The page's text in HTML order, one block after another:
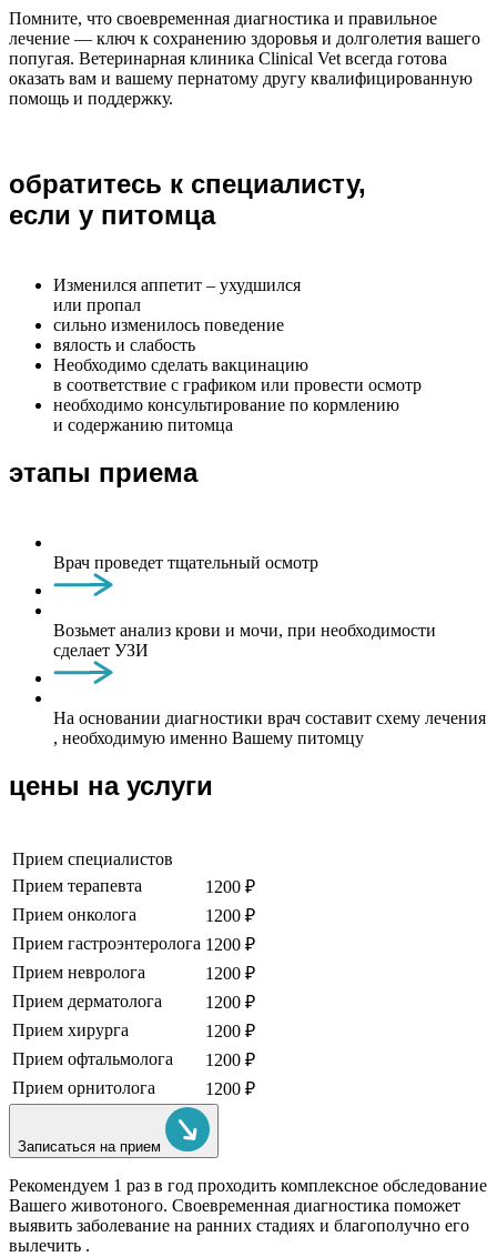
Помните, что своевременная диагностика и правильное
лечение — ключ к сохранению здоровья и долголетия вашего
попугая. Ветеринарная клиника Clinical Vet всегда готова
оказать вам и вашему пернатому другу квалифицированную
помощь и поддержку.
обратитесь к специалисту,
если у питомца
Изменился аппетит – ухудшился
или пропал
сильно изменилось поведение
вялость и слабость
Необходимо сделать вакцинацию
в соответствие с графиком или провести осмотр
необходимо консультирование по кормлению
и содержанию питомца
этапы приема
Врач проведет тщательный осмотр
Возьмет анализ крови и мочи, при необходимости
сделает УЗИ
На основании диагностики врач составит схему лечения
, необходимую именно Вашему питомцу
цены на услуги
Прием специалистов
Прием терапевта
1200 ₽
Прием онколога
1200 ₽
Прием гастроэнтеролога 1200 ₽
Прием невролога
1200 ₽
Прием дерматолога
1200 ₽
Прием хирурга
1200 ₽
Прием офтальмолога
1200 ₽
Прием орнитолога
1200 ₽
Записаться на прием
Рекомендуем 1 раз в год проходить комплексное обследование
Вашего животоного. Своевременная диагностика поможет
выявить заболевание на ранних стадиях и благополучно его
вылечить .